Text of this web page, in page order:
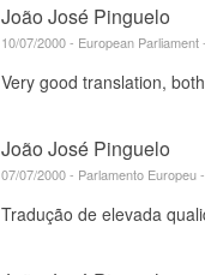
João José Pinguelo
10/07/2000 - European Parliament
Very good translation,
João José Pinguelo
07/07/2000 - Parlamento Europeu
Tradução de elevada